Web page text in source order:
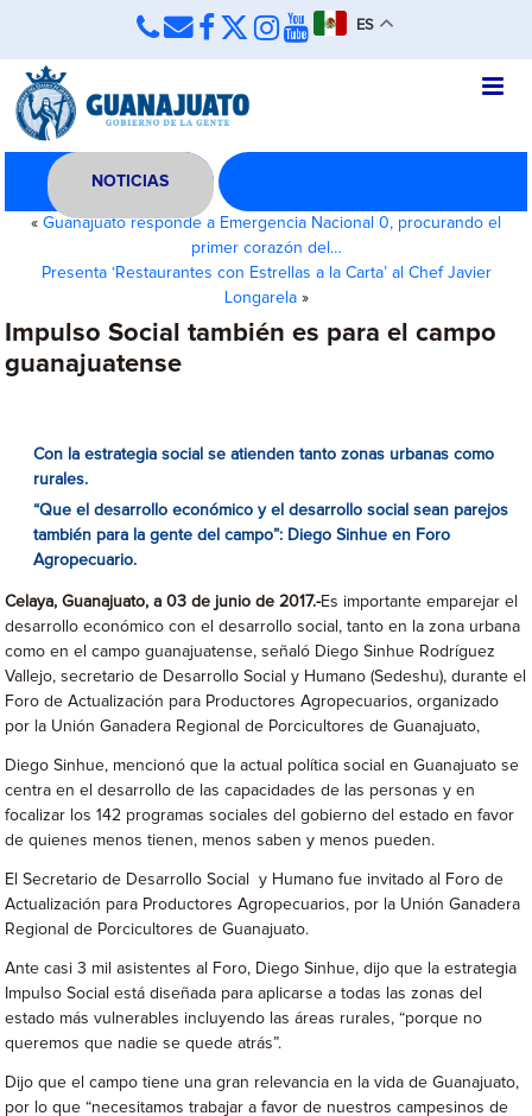
ES
NOTICIAS
« Guanajuato responde a Emergencia Nacional 0, procurando el
primer corazón del…
Presenta ‘Restaurantes con Estrellas a la Carta’ al Chef Javier
Longarela»
Impulso Social también es para el campo
guanajuatense
Con la estrategia social se atienden tanto zonas urbanas como
rurales.
“Que el desarrollo económico y el desarrollo social sean parejos
también para la gente del campo”: Diego Sinhue en Foro
Agropecuario.
Celaya, Guanajuato, a 03 de junio de 2017.-Es importante emparejar el
desarrollo económico con el desarrollo social, tanto en la zona urbana
como en el campo guanajuatense, señaló Diego Sinhue Rodríguez
Vallejo, secretario de Desarrollo Social y Humano (Sedeshu), durante el
Foro de Actualización para Productores Agropecuarios, organizado
por la Unión Ganadera Regional de Porcicultores de Guanajuato,
Diego Sinhue, mencionó que la actual política social en Guanajuato se
centra en el desarrollo de las capacidades de las personas y en
focalizar los 142 programas sociales del gobierno del estado en favor
de quienes menos tienen, menos saben y menos pueden.
El Secretario de Desarrollo Social y Humano fue invitado al Foro de
Actualización para Productores Agropecuarios, por la Unión Ganadera
Regional de Porcicultores de Guanajuato.
Ante casi 3 mil asistentes al Foro, Diego Sinhue, dijo que la estrategia
Impulso Social está diseñada para aplicarse a todas las zonas del
estado más vulnerables incluyendo las áreas rurales, “porque no
queremos que nadie se quede atrás”.
Dijo que el campo tiene una gran relevancia en la vida de Guanajuato,
por lo que “necesitamos trabajar a favor de nuestros campesinos de